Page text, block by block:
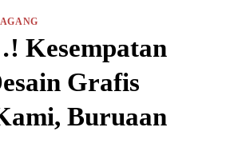
Kesempatan
Grafis
Buruaan